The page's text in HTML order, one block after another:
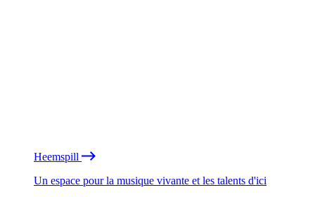
Heemspill
Un espace pour la musique vivante et les talents d'ici